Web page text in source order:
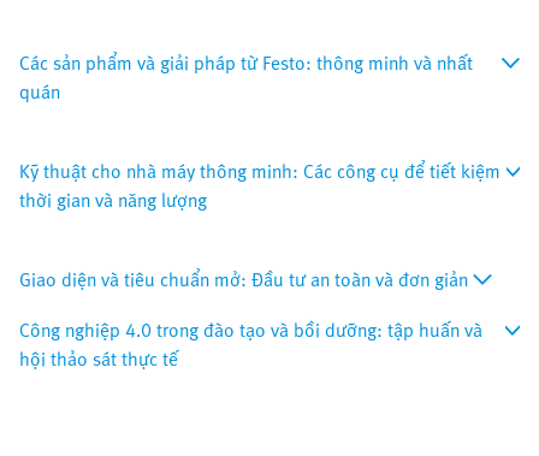
Các sản phẩm và giải pháp từ Festo: thông minh và nhất
quán
Kỹ thuật cho nhà máy thông minh: Các công cụ để tiết kiệm
thời gian và năng lượng
Giao diện và tiêu chuẩn mở: Đầu tư an toàn và đơn giản
Công nghiệp 4.0 trong đào tạo và bồi dưỡng: tập huấn và
hội thảo sát thực tế